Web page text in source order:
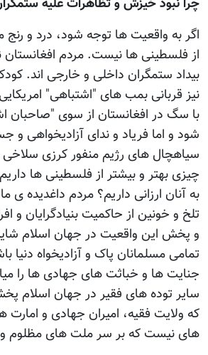
چرا نبود خیزش و تظاهرات علیه
اگر به واقعیت ها توجه شود، درد و رنج
از فلسطینی ها نیست. مردم
بیداد ستمگران داخلی و خارجی اند.
نیز قربانی بمب های "اشتباهی" امریکایی
با سگ در افغانستان از سوی
شود و اما فریاد و ندای آزادیخواهی
سیاهچال های رژیم منفور کرزی سلاخی
چیزی بهتر و بیشتر از فلسطینی ها
به آنان ارزانی داریم؟ مردم داغدیده ی
تلخ و خونین از حاکمیت بنیادگرایان و
و پخش این واقعیت در جهان اسلام
تمامی مسلمانان پاک و آزادیخواه دنیا
جنایت ها و خباثت های جهادی ها را
سایر توده های فقیر در جهان اسلام پخش
که ولایت فقیه، امیران جهادی و امارت
های نیست که بر سر ملت های مظلوم و